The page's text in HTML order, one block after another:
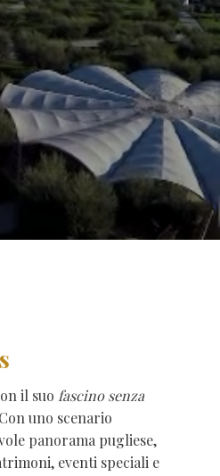
il suo fascino senza
uno scenario
panorama pugliese,
eventi speciali e